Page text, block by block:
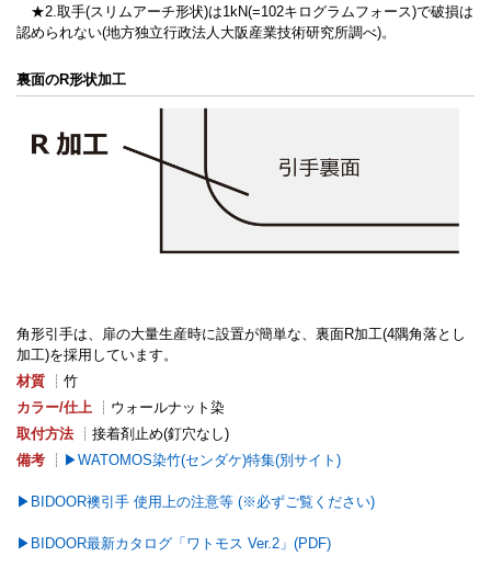
★2.取手(スリムアーチ形状)は1kN(=102キログラムフォース)で破損は
認められない(地方独立行政法人大阪産業技術研究所調べ)。
裏面のR形状加工
角形引手は、扉の大量生産時に設置が簡単な、裏面R加工(4隅角落とし
加工)を採用しています。
材質
┊竹
カラー/仕上
┊ウォールナット染
取付方法
┊接着剤止め(釘穴なし)
備考
┊ WATOMOS染竹(センダケ)特集(別サイト)
BIDOOR襖引手 使用上の注意等 (※必ずご覧ください)
BIDOOR最新カタログ「ワトモス Ver.2」(PDF)